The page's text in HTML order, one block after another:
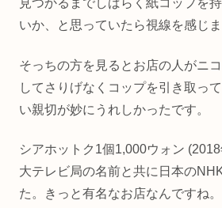
見つかるまでしばらく紙コップを
いか、と思っていたら視線を感じま
そっちの方を見るとお店の人がニ
してさりげなくコップを引き取っ
い親切が妙にうれしかったです。
シアホットク1個1,000ウォン
大テレビ局の名前と共に日本の
た。きっと有名なお店なんですね。